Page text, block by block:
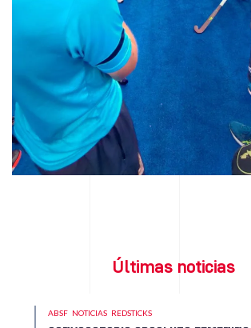
Últimas noticias
ABSF NOTICIAS REDSTICKS